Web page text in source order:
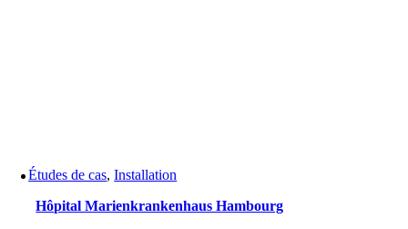
Études de cas,Installation
Hôpital Marienkrankenhaus Hambourg